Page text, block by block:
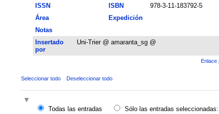
ISSN
ISBN
978-3-11-183792-5
Área
Expedición
Notas
Insertado
por
Uni-Trier @ amaranta_sg @
Enlace
Seleccionar todo Deseleccionar todo
Todas las entradas
Sólo las entradas seleccionadas: